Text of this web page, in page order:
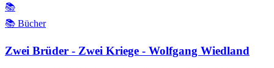
📚
📚 Bücher
Zwei Brüder - Zwei Kriege - Wolfgang Wiedland